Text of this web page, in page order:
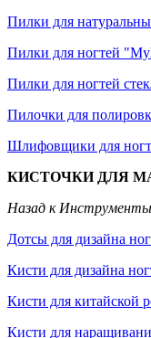
Пилки для
Пилки для ногтей
Пилки для ногтей
Пилочки для
Шлифовщики для
КИСТОЧКИ ДЛЯ
Назад к Инструменты
Дотсы для дизайна
Кисти для дизайна
Кисти для китайской
Кисти для